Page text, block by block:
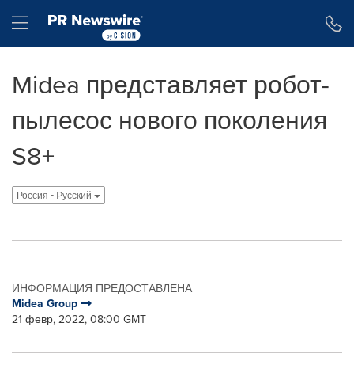
Hamburger menu
Midea представляет робот-
пылесос нового поколения
S8+
Россия - Pусский
ИНФОРМАЦИЯ ПРЕДОСТАВЛЕНА
Midea Group
21 февр, 2022, 08:00 GMT